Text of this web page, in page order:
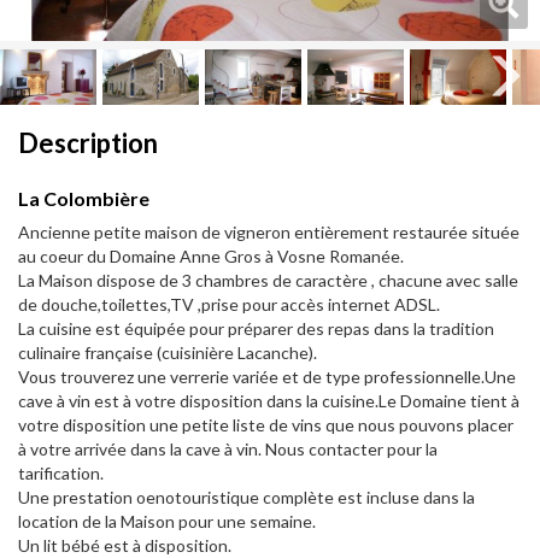
Description
La Colombière
Ancienne petite maison de vigneron entièrement restaurée située
au coeur du Domaine Anne Gros à Vosne Romanée.
La Maison dispose de 3 chambres de caractère , chacune avec salle
de douche,toilettes,TV ,prise pour accès internet ADSL.
La cuisine est équipée pour préparer des repas dans la tradition
culinaire française (cuisinière Lacanche).
Vous trouverez une verrerie variée et de type professionnelle.Une
cave à vin est à votre disposition dans la cuisine.Le Domaine tient à
votre disposition une petite liste de vins que nous pouvons placer
à votre arrivée dans la cave à vin. Nous contacter pour la
tarification.
Une prestation oenotouristique complète est incluse dans la
location de la Maison pour une semaine.
Un lit bébé est à disposition.